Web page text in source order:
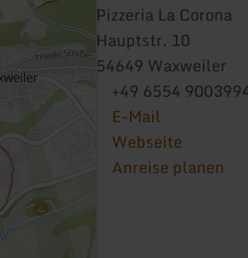
Pizzeria La Corona
Hauptstr. 10
54649 Waxweiler
+49 6554
E-Mail
Webseite
Anreise planen